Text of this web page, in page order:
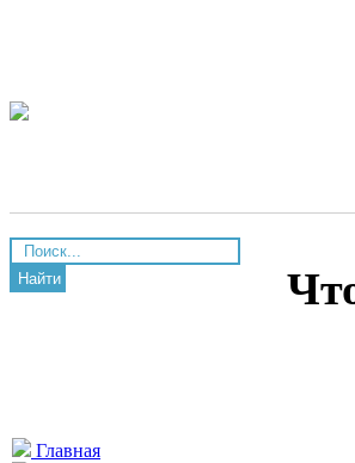
Найти
Главная